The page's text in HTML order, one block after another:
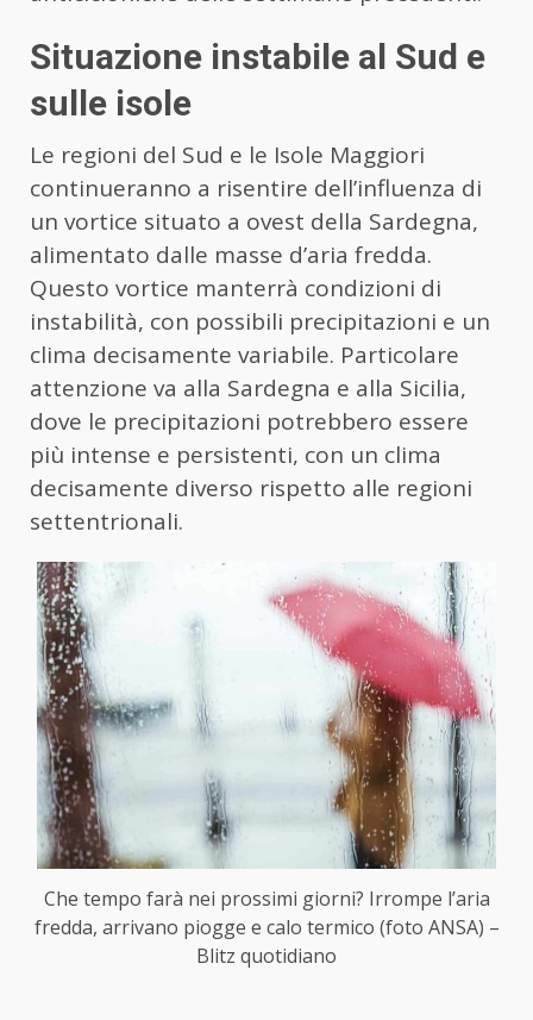
Situazione instabile al Sud e
sulle isole
Le regioni del Sud e le Isole Maggiori
continueranno a risentire dell’influenza di
un vortice situato a ovest della Sardegna,
alimentato dalle masse d’aria fredda.
Questo vortice manterrà condizioni di
instabilità, con possibili precipitazioni e un
clima decisamente variabile. Particolare
attenzione va alla Sardegna e alla Sicilia,
dove le precipitazioni potrebbero essere
più intense e persistenti, con un clima
decisamente diverso rispetto alle regioni
settentrionali.
Che tempo farà nei prossimi giorni? Irrompe l’aria
fredda, arrivano piogge e calo termico (foto ANSA) –
Blitz quotidiano